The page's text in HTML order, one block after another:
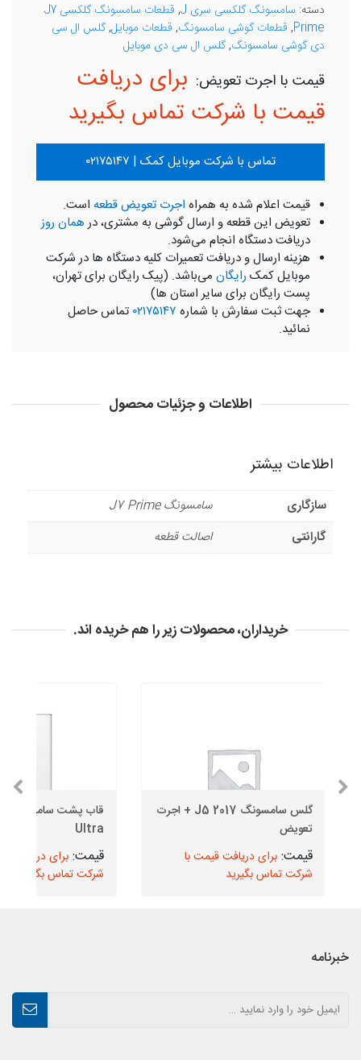
دسته: سامسونگ گلکسی سری J ,
قطعات سامسونگ گلکسی J7
Prime
, قطعات گوشی سامسونگ, قطعات موبایل,گلس ال سی
دی گوشی سامسونگ,گلس ال سی دی موبایل
برای دریافت
قیمت با شرکت تماس بگیرید
تماس با شرکت موبایل کمک | ۰۲۱۷۵۱۴۷
قیمت اعلام شده به همراه اجرت تعویض قطعه است.
تعویض این قطعه و ارسال گوشی به مشتری، درهمان روز
دریافت دستگاه انجام می‌شود.
هزینه ارسال و دریافت تعمیرات کلیه دستگاه ها در شرکت
موبایل کمک رایگان می‌باشد. (پیک رایگان برای تهران،
پست رایگان برای سایر استان ها)
جهت ثبت سفارش با شماره ۰۲۱۷۵۱۴۷ تماس حاصل
نمائید.
اطلاعات و جزئیات محصول
اطلاعات بیشتر
سازگاری
سامسونگ J7 Prime
گارانتی
اصالت قطعه
خریداران، محصولات زیر را هم خریده اند.
گلس سامسونگ J5 2017 + اجرت
تعویض
برای دریافت قیمت با
شرکت تماس بگیرید
Ultra
برای دریافت
شرکت تماس بگیرید
خبرنامه